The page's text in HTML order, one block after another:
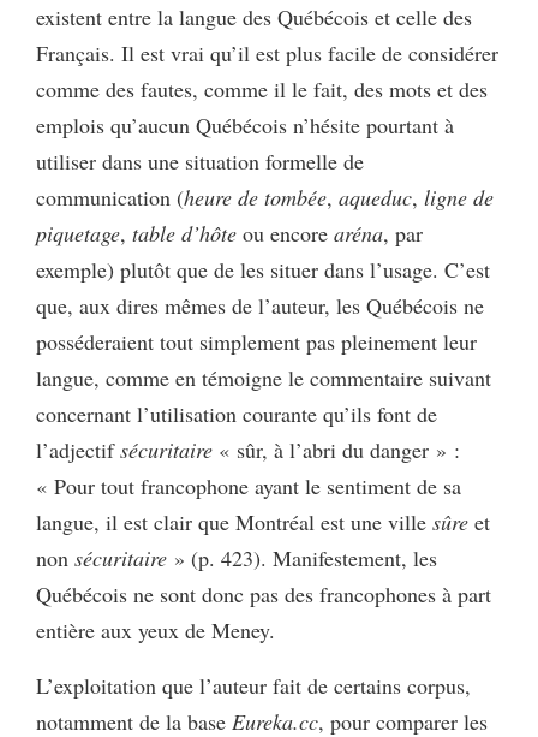
existent entre la langue des Québécois et celle des
Français. Il est vrai qu’il est plus facile de considérer
comme des fautes, comme il le fait, des mots et des
emplois qu’aucun Québécois n’hésite pourtant à
utiliser dans une situation formelle de
communication (heure de tombée, aqueduc, ligne de
piquetage, table d’hôte ou encore aréna, par
exemple) plutôt que de les situer dans l’usage. C’est
que, aux dires mêmes de l’auteur, les Québécois ne
posséderaient tout simplement pas pleinement leur
langue, comme en témoigne le commentaire suivant
concernant l’utilisation courante qu’ils font de
l’adjectifsécuritaire « sûr, à l’abri du danger » :
« Pour tout francophone ayant le sentiment de sa
langue, il est clair que Montréal est une ville sûre et
non sécuritaire » (p. 423). Manifestement, les
Québécois ne sont donc pas des francophones à part
entière aux yeux de Meney.
L’exploitation que l’auteur fait de certains corpus,
notamment de la base Eureka.cc, pour comparer les